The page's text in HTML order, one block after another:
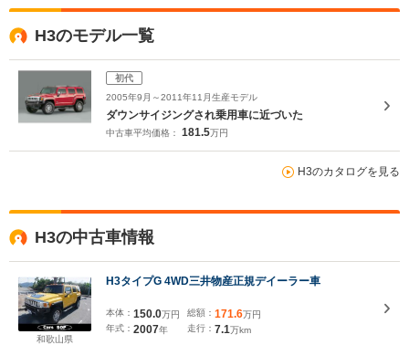
H3のモデル一覧
初代
2005年9月～2011年11月生産モデル
ダウンサイジングされ乗用車に近づいた
中古車平均価格： 181.5万円
H3のカタログを見る
H3の中古車情報
和歌山県
H3タイプG 4WD三井物産正規デイーラー車
本体： 150.0万円
年式： 2007年
総額： 171.6万円
走行： 7.1万km